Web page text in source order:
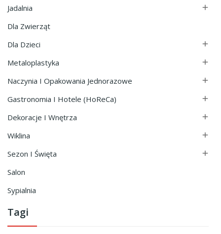
Jadalnia 
Dla Zwierząt
Dla Dzieci

Metaloplastyka 
Naczynia I Opakowania Jednorazowe 
Gastronomia I Hotele (HoReCa) 
Dekoracje I Wnętrza 
Wiklina 
Sezon I Święta 
Salon
Sypialnia
Tagi